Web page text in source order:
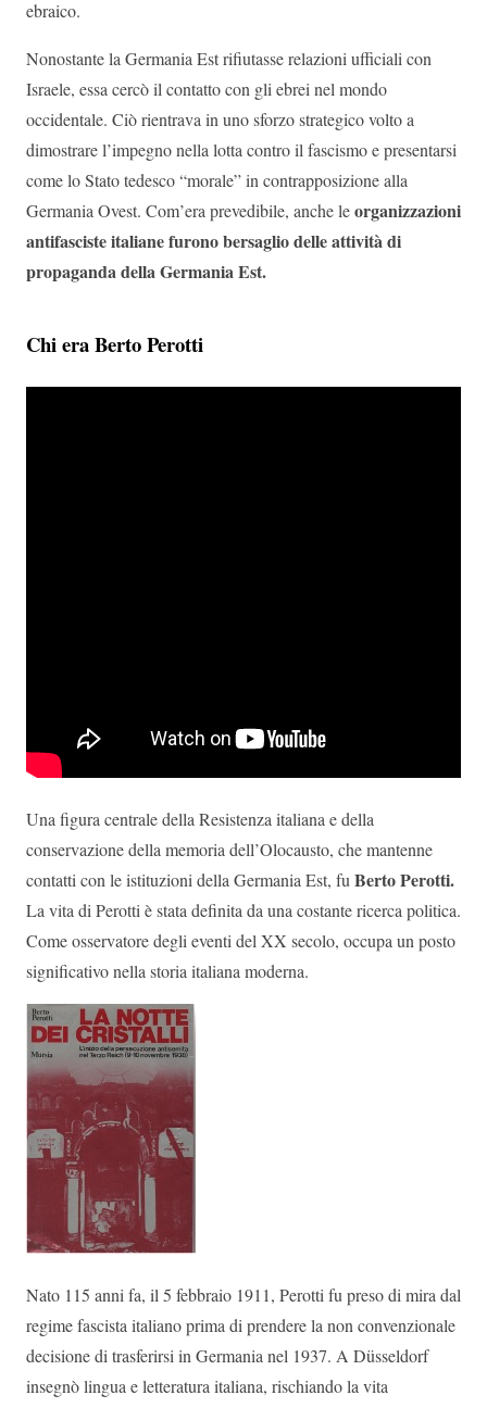
ebraico.
Nonostante la Germania Est rifiutasse relazioni ufficiali con
Israele, essa cercò il contatto con gli ebrei nel mondo
occidentale. Ciò rientrava in uno sforzo strategico volto a
dimostrare l’impegno nella lotta contro il fascismo e presentarsi
come lo Stato tedesco “morale” in contrapposizione alla
Germania Ovest. Com’era prevedibile, anche leorganizzazioni
antifasciste italiane furono bersaglio delle attività di
propaganda della Germania Est.
Chi era Berto Perotti
Una figura centrale della Resistenza italiana e della
conservazione della memoria dell’Olocausto, che mantenne
contatti con le istituzioni della Germania Est, fu Berto Perotti.
La vita di Perotti è stata definita da una costante ricerca politica.
Come osservatore degli eventi del XX secolo, occupa un posto
significativo nella storia italiana moderna.
Nato 115 anni fa, il 5 febbraio 1911, Perotti fu preso di mira dal
regime fascista italiano prima di prendere la non convenzionale
decisione di trasferirsi in Germania nel 1937. A Düsseldorf
insegnò lingua e letteratura italiana, rischiando la vita